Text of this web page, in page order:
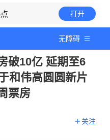
打开
无障碍
破10亿 延期至6
和伟高圆圆新片
票房
关注